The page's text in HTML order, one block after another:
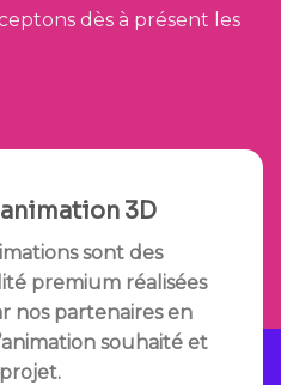
dès à présent les
3D
sont des
premium réalisées
nos partenaires en
souhaité et